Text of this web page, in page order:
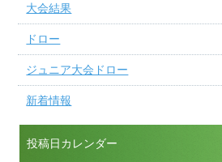
大会結果
ドロー
ジュニア大会ドロー
新着情報
投稿日カレンダー